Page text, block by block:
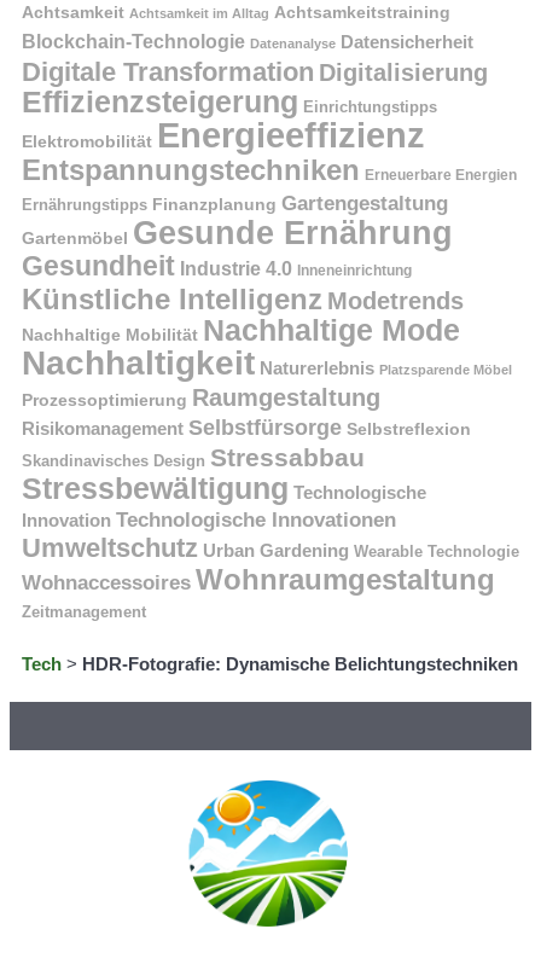
Achtsamkeit Achtsamkeit im Alltag Achtsamkeitstraining
Blockchain-Technologie Datenanalyse Datensicherheit
Digitale Transformation Digitalisierung
Effizienzsteigerung Einrichtungstipps
Elektromobilität Energieeffizienz
Entspannungstechniken Erneuerbare Energien
Ernährungstipps Finanzplanung Gartengestaltung
Gartenmöbel Gesunde Ernährung
Gesundheit Industrie 4.0 Inneneinrichtung
Künstliche Intelligenz Modetrends
Nachhaltige Mobilität Nachhaltige Mode
Nachhaltigkeit Naturerlebnis Platzsparende Möbel
Prozessoptimierung Raumgestaltung
Risikomanagement Selbstfürsorge Selbstreflexion
Skandinavisches Design Stressabbau
Stressbewältigung Technologische
Innovation Technologische Innovationen
Umweltschutz Urban Gardening Wearable Technologie
Wohnaccessoires Wohnraumgestaltung
Zeitmanagement
Tech > HDR-Fotografie: Dynamische Belichtungstechniken